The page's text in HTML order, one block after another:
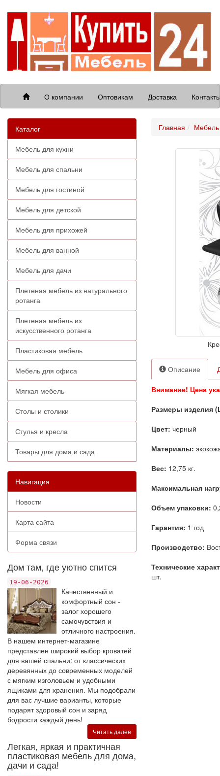
О компании Оптовикам Доставка
Каталог
Мебель для кухни
Мебель для спальни
Мебель для гостиной
Мебель для детской
Мебель для прихожей
Мебель для ванной
Мебель для дачи
Плетеная мебель из натурального
ротанга
Плетеная мебель из
искусственного ротанга
Пластиковая мебель
Мебель для офиса
Мягкая мебель
Столы и столики
Стулья и кресла
Товары для дома и сада
Навигация
Новости
Карта сайта
Форма связи
Дом там, где уютно спится
19-06-2026
Качественный и
комфортный сон -
залог хорошего
самочувствия и
отличного настроения.
В нашем интернет-магазине
представлен широкий выбор кроватей
для вашей спальни: от классических
деревянных до современных моделей
с мягким изголовьем и удобными
ящиками для хранения. Мы подобрали
для вас лучшие варианты, которые
подарят здоровый сон и заряд
бодрости каждый день!
Читать далее
Легкая, яркая и практичная
пластиковая мебель для дома,
дачи и сада!
Главная
Описание
Внимание! Цена
Размеры изделия
Цвет: черный
Материалы:
Вес: 12,75 кг.
Максимальная
Объем упаковки:
Гарантия: 1 год
Производство:
Технические
шт.